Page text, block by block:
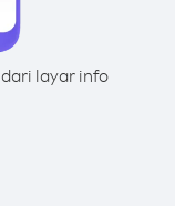
layar info